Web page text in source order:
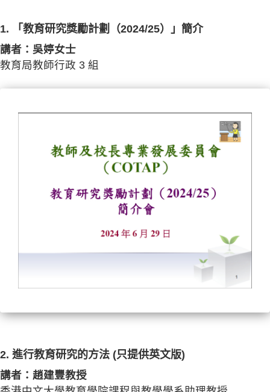
1. 「教育研究獎勵計劃（2024/25）」簡介
講者：吳婷女士
教育局教師行政 3 組
2. 進行教育研究的方法 (只提供英文版)
講者：趙建豐教授